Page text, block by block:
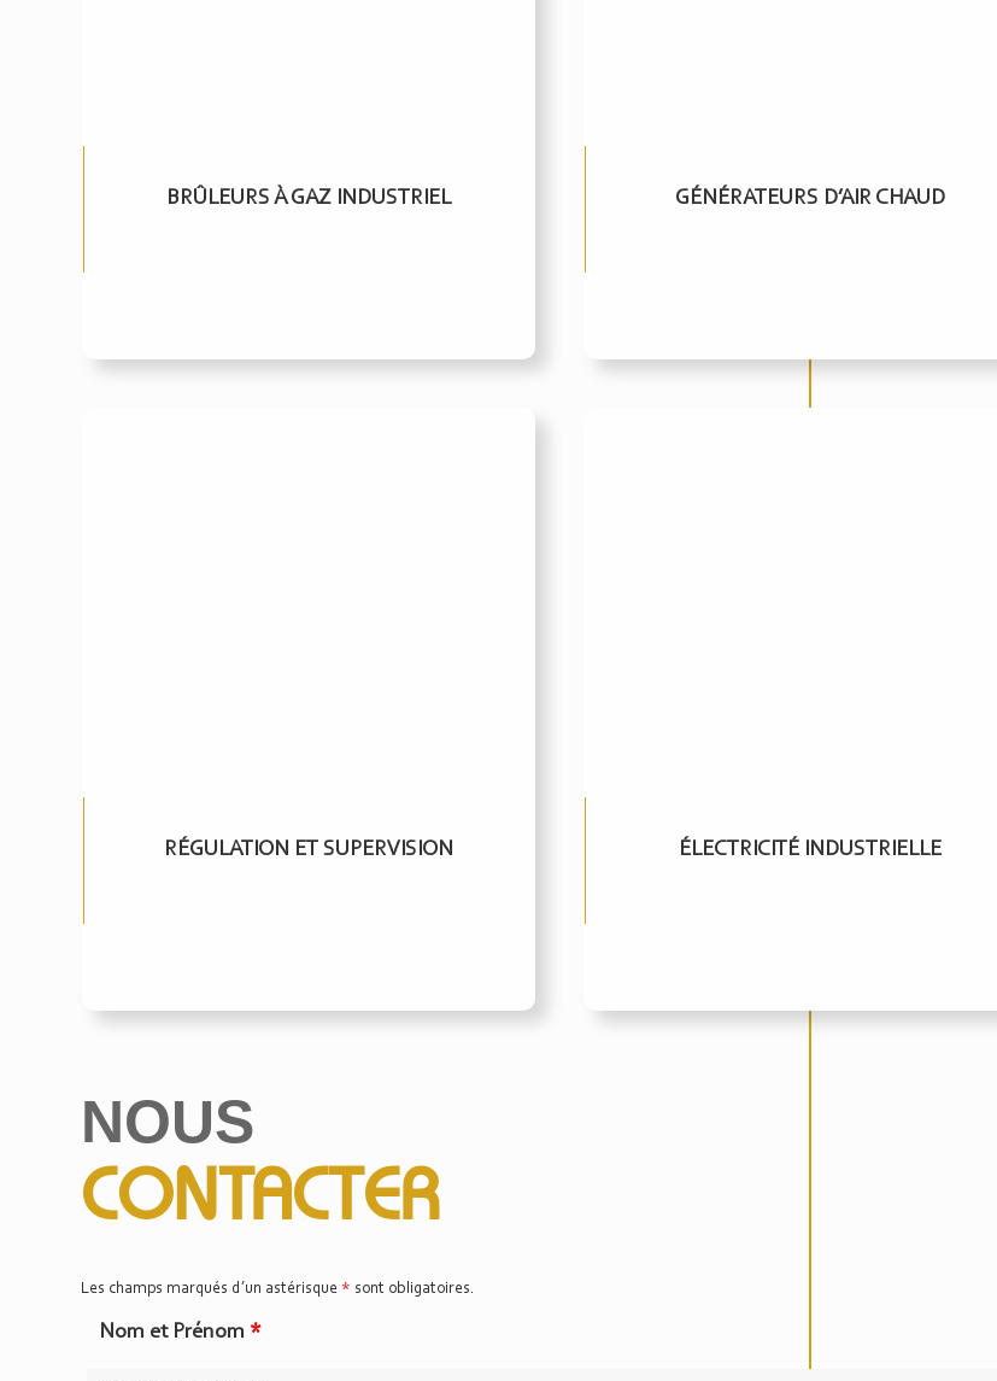
BRÛLEURS À GAZ INDUSTRIEL GÉNÉRATEURS D’AIR CHAUD
RÉGULATION ET SUPERVISION ÉLECTRICITÉ INDUSTRIELLE
NOUS
CONTACTER
Les champs marqués d’un astérisque * sont obligatoires.
Nom et Prénom *